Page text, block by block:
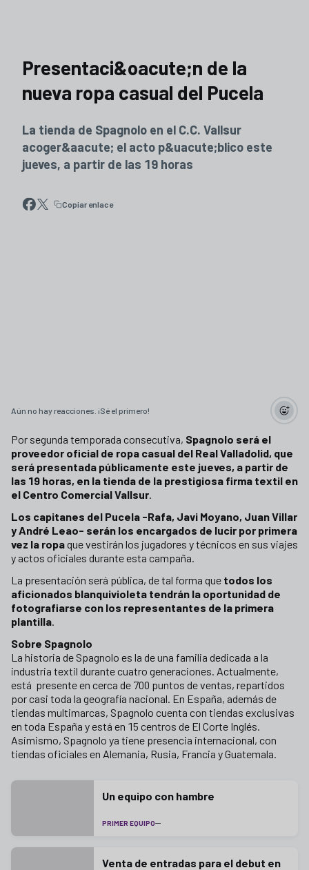
Presentaci&oacute;n de la
nueva ropa casual del Pucela
La tienda de Spagnolo en el C.C. Vallsur
acoger&aacute; el acto p&uacute;blico este
jueves, a partir de las 19 horas
Copiar enlace
Aún no hay reacciones. ¡Sé el primero!
Por segunda temporada consecutiva, Spagnolo será el
proveedor oficial de ropa casual del Real Valladolid, que
será presentada públicamente este jueves, a partir de
las 19 horas, en la tienda de la prestigiosa firma textil en
el Centro Comercial Vallsur.
Los capitanes del Pucela -Rafa, Javi Moyano, Juan Villar
y André Leao- serán los encargados de lucir por primera
vez la ropaque vestirán los jugadores y técnicos en sus viajes
y actos oficiales durante esta campaña.
La presentación será pública, de tal forma que todos los
aficionados blanquivioleta tendrán la oportunidad de
fotografiarse con los representantes de la primera
plantilla.
Sobre Spagnolo
La historia de Spagnolo es la de una familia dedicada a la
industria textil durante cuatro generaciones. Actualmente,
está presente en cerca de 700 puntos de ventas, repartidos
por casi toda la geografía nacional. En España, además de
tiendas multimarcas, Spagnolo cuenta con tiendas exclusivas
en toda España y está en 15 centros de El Corte Inglés.
Asimismo, Spagnolo ya tiene presencia internacional, con
tiendas oficiales en Alemania, Rusia, Francia y Guatemala.
Un equipo con hambre
PRIMER EQUIPO
Venta de entradas para el debut en